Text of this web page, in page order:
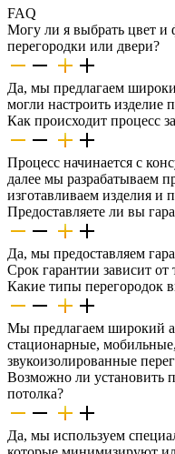
FAQ
Могу ли я выбрать цвет и
перегородки или двери?
Да, мы предлагаем
могли настроить изделие
Как происходит процесс
Процесс начинается с
далее мы разрабатываем
изготавливаем изделия и
Предоставляете ли вы
Да, мы предоставляем
Срок гарантии зависит
Какие типы перегородок
Мы предлагаем широкий
стационарные,
звукоизолированные
Возможно ли установить
потолка?
Да, мы используем